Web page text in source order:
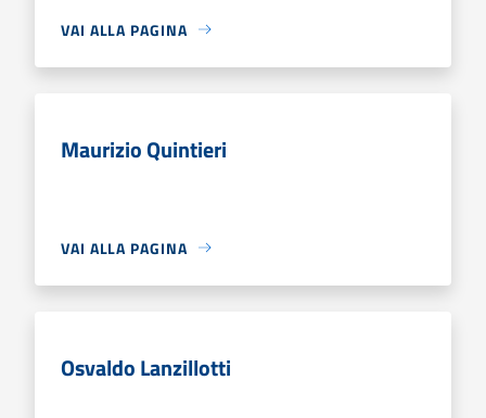
VAI ALLA PAGINA
Maurizio Quintieri
VAI ALLA PAGINA
Osvaldo Lanzillotti